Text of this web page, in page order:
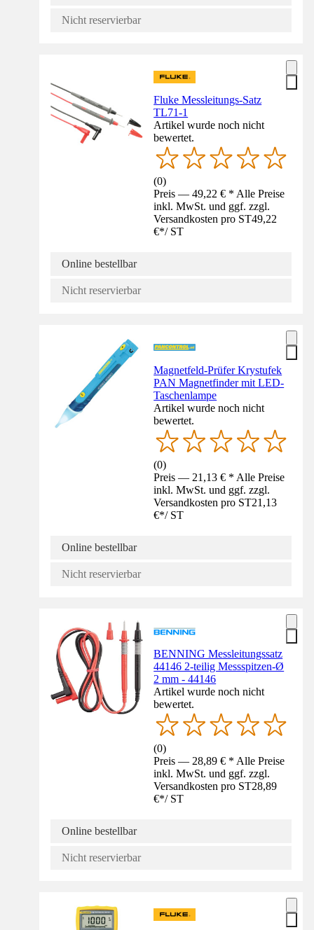
Nicht reservierbar
Fluke Messleitungs-Satz
TL71-1
Artikel wurde noch nicht
bewertet.
(0)
Preis — 49,22 € * Alle Preise
inkl. MwSt. und ggf. zzgl.
Versandkosten pro ST49,22
€*/ ST
Online bestellbar
Nicht reservierbar
Magnetfeld-Prüfer Krystufek
PAN Magnetfinder mit LED-
Taschenlampe
Artikel wurde noch nicht
bewertet.
(0)
Preis — 21,13 € * Alle Preise
inkl. MwSt. und ggf. zzgl.
Versandkosten pro ST21,13
€*/ ST
Online bestellbar
Nicht reservierbar
BENNING Messleitungssatz
44146 2-teilig Messspitzen-Ø
2 mm - 44146
Artikel wurde noch nicht
bewertet.
(0)
Preis — 28,89 € * Alle Preise
inkl. MwSt. und ggf. zzgl.
Versandkosten pro ST28,89
€*/ ST
Online bestellbar
Nicht reservierbar